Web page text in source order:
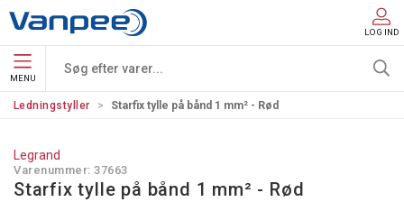
LOG IND
MENU
Ledningstyller Starfix tylle på bånd 1 mm² - Rød
Legrand
Varenummer:37663
Starfix tylle på bånd 1 mm² - Rød